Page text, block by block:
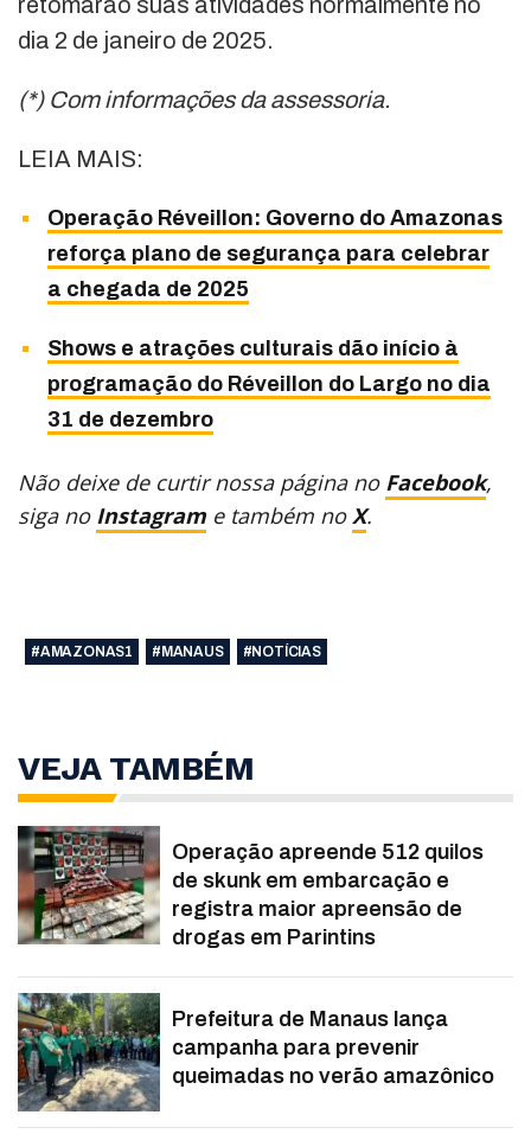
dia 2 de janeiro de 2025.
(*) Com informações da assessoria.
LEIA MAIS:
Operação Réveillon: Governo do Amazonas
reforça plano de segurança para celebrar
a chegada de 2025
Shows e atrações culturais dão início à
programação do Réveillon do Largo no dia
31 de dezembro
Não deixe de curtir nossa página no Facebook,
siga no Instagram e também no X.
#AMAZONAS1 #MANAUS #NOTÍCIAS
VEJA TAMBÉM
Operação apreende 512 quilos
de skunk em embarcação e
registra maior apreensão de
drogas em Parintins
Prefeitura de Manaus lança
campanha para prevenir
queimadas no verão amazônico